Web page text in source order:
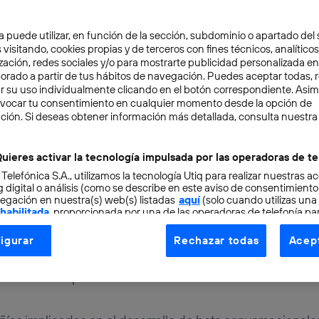
3 min
invasión de los
se han convertido en herramientas con
asistencia personal a usuarios.
puede utilizar, en función de la sección, subdominio o apartado del
visitando, cookies propias y de terceros con fines técnicos,
redes sociales y/o para mostrarte publicidad personalizada
a partir de tus hábitos de navegación. Puedes aceptar todas,
su uso individualmente clicando en el botón correspondiente.
tu consentimiento en cualquier momento desde la opción de
Si deseas obtener información más detallada, consulta nuestra
activar la tecnología impulsada por las operadoras de
S.A., utilizamos la tecnología Utiq para realizar nuestras
digital o análisis (como se describe en este aviso de
en nuestra(s) web(s) listadas aquí(solo cuando utilizas una
, proporcionada por una de las operadoras de telefonía
consentimiento en cada página web).
Utiq está diseñada con la privacidad como prioridad
tu dirección IP y otra información de la cuenta de cliente de
Rechazar todas